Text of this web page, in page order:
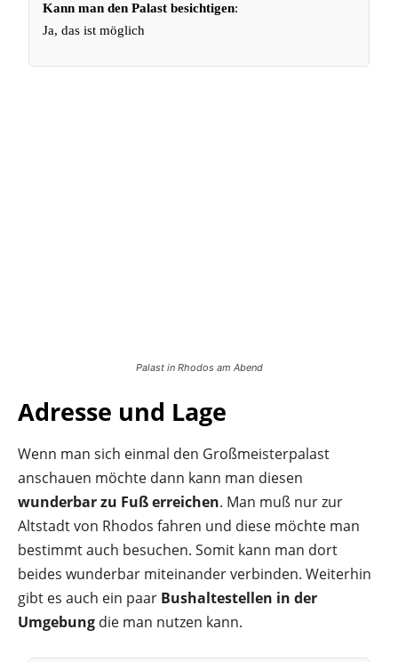
Kann man den Palast besichtigen:
Ja, das ist möglich
Palast in Rhodos am Abend
Adresse und Lage
Wenn man sich einmal den Großmeisterpalast
anschauen möchte dann kann man diesen
wunderbar zu Fuß erreichen. Man muß nur zur
Altstadt von Rhodos fahren und diese möchte man
bestimmt auch besuchen. Somit kann man dort
beides wunderbar miteinander verbinden. Weiterhin
gibt es auch ein paar Bushaltestellen in der
Umgebung die man nutzen kann.